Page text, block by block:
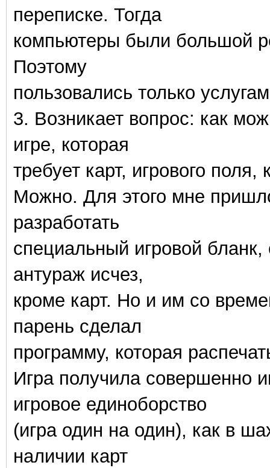
переписке. Тогда
компьютеры были большой
Поэтому
пользовались только
3. Возникает вопрос: как
игре, которая
требует карт, игрового поля,
Можно. Для этого мне
разработать
специальный игровой
антураж исчез,
кроме карт. Но и им со
парень сделал
программу, которая
Игра получила совершенно
игровое единоборство
(игра один на один), как в
наличии карт